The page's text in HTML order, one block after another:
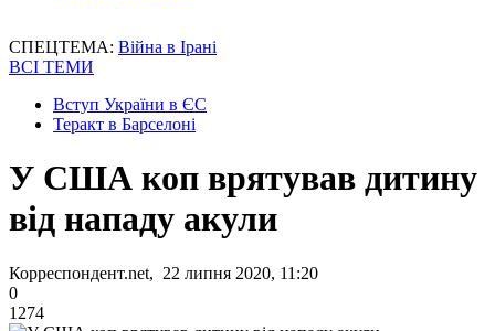
СПЕЦТЕМА: Війна в Ірані
ВСІ ТЕМИ
Вступ України в ЄС
Теракт в Барселоні
У США коп врятував дитину
від нападу акули
Корреспондент.net, 22 липня 2020, 11:20
0
1274